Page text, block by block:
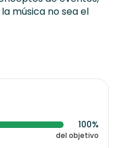
música no sea el
100%
del objetivo